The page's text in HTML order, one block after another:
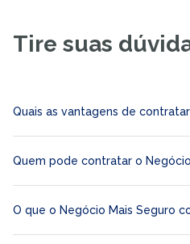
Tire suas
Quais as vantagens de
Quem pode contratar o
O que o Negócio Mais Seguro